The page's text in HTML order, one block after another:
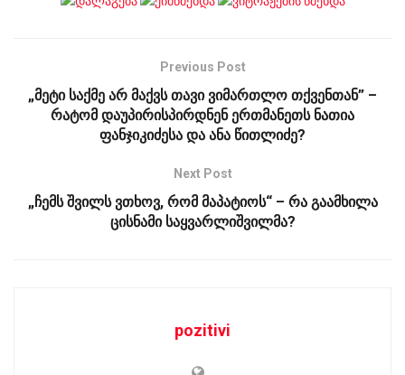
Previous Post
„მეტი საქმე არ მაქვს თავი ვიმართლო თქვენთან” –
რატომ დაუპირისპირდნენ ერთმანეთს ნათია
ფანჯიკიძესა და ანა წითლიძე?
Next Post
„ჩემს შვილს ვთხოვ, რომ მაპატიოს“ – რა გაამხილა
ცისნამი საყვარლიშვილმა?
pozitivi